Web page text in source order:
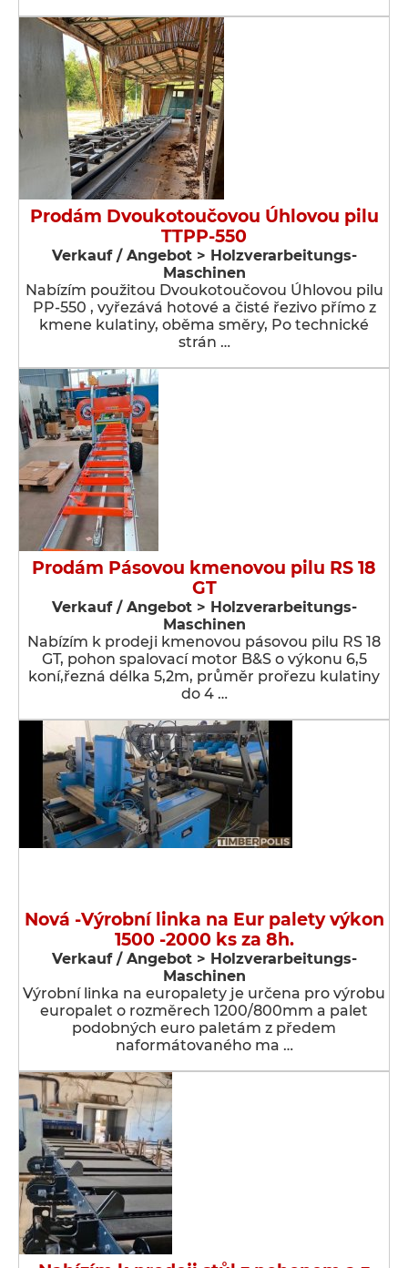
Prodám Dvoukotoučovou Úhlovou pilu
TTPP-550
Verkauf / Angebot > Holzverarbeitungs-
Maschinen
Nabízím použitou Dvoukotoučovou Úhlovou pilu
PP-550 , vyřezává hotové a čisté řezivo přímo z
kmene kulatiny, oběma směry, Po technické
strán …
Prodám Pásovou kmenovou pilu RS 18
GT
Verkauf / Angebot > Holzverarbeitungs-
Maschinen
Nabízím k prodeji kmenovou pásovou pilu RS 18
GT, pohon spalovací motor B&S o výkonu 6,5
koní,řezná délka 5,2m, průměr prořezu kulatiny
do 4 …
Nová -Výrobní linka na Eur palety výkon
1500 -2000 ks za 8h.
Verkauf / Angebot > Holzverarbeitungs-
Maschinen
Výrobní linka na europalety je určena pro výrobu
europalet o rozměrech 1200/800mm a palet
podobných euro paletám z předem
naformátovaného ma …